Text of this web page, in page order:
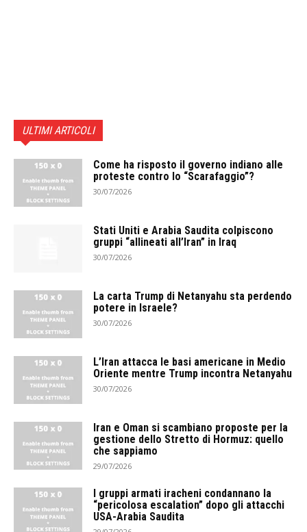
ULTIMI ARTICOLI
Come ha risposto il governo indiano alle
proteste contro lo “Scarafaggio”?
30/07/2026
Stati Uniti e Arabia Saudita colpiscono
gruppi “allineati all’Iran” in Iraq
30/07/2026
La carta Trump di Netanyahu sta perdendo
potere in Israele?
30/07/2026
L’Iran attacca le basi americane in Medio
Oriente mentre Trump incontra Netanyahu
30/07/2026
Iran e Oman si scambiano proposte per la
gestione dello Stretto di Hormuz: quello
che sappiamo
29/07/2026
I gruppi armati iracheni condannano la
“pericolosa escalation” dopo gli attacchi
USA-Arabia Saudita